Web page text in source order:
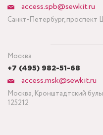
access.spb@sewkit.ru
Санкт-Петербург, проспект
Москва
+7 (495) 982-51-68
access.msk@sewkit.ru
Москва, Кронштадтский
125212